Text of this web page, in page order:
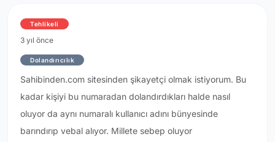
Tehlikeli
3 yıl önce
Dolandırıcılık
Sahibinden.com sitesinden şikayetçi olmak istiyorum. Bu
kadar kişiyi bu numaradan dolandırdıkları halde nasıl
oluyor da aynı numaralı kullanıcı adını bünyesinde
barındırıp vebal alıyor. Millete sebep oluyor